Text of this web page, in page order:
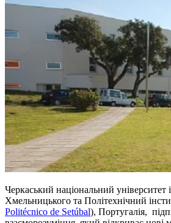
Черкаський національний університет
Хмельницького та Політехнічний
Politécnico de Setúbal), Португалія,